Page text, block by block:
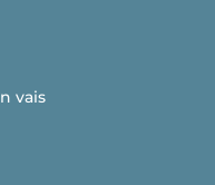
vais